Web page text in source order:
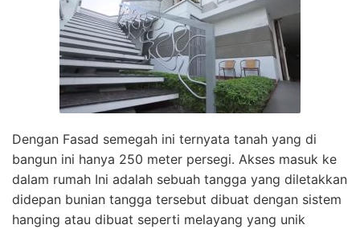
Dengan Fasad semegah ini ternyata tanah yang di
bangun ini hanya 250 meter persegi. Akses masuk ke
dalam rumah Ini adalah sebuah tangga yang diletakkan
didepan bunian tangga tersebut dibuat dengan sistem
hanging atau dibuat seperti melayang yang unik